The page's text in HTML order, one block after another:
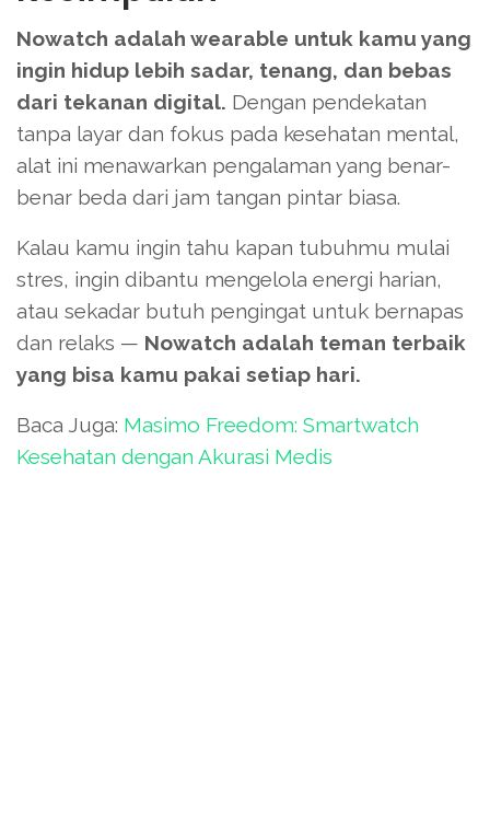
Nowatch adalah wearable untuk kamu yang
ingin hidup lebih sadar, tenang, dan bebas
dari tekanan digital. Dengan pendekatan
tanpa layar dan fokus pada kesehatan mental,
alat ini menawarkan pengalaman yang benar-
benar beda dari jam tangan pintar biasa.
Kalau kamu ingin tahu kapan tubuhmu mulai
stres, ingin dibantu mengelola energi harian,
atau sekadar butuh pengingat untuk bernapas
dan relaks — Nowatch adalah teman terbaik
yang bisa kamu pakai setiap hari.
Baca Juga: Masimo Freedom: Smartwatch
Kesehatan dengan Akurasi Medis